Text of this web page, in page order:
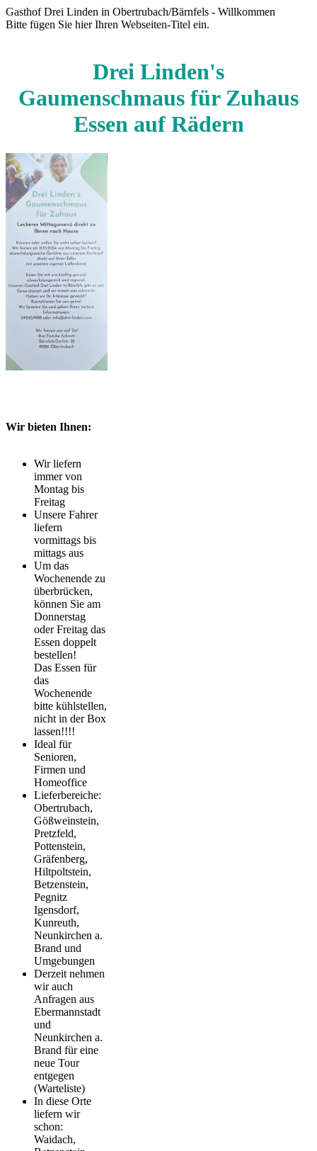
Gasthof Drei Linden in Obertrubach/Bärnfels - Willkommen
Bitte fügen Sie hier Ihren Webseiten-Titel ein.
Drei Linden's
Gaumenschmaus für Zuhaus
Essen auf Rädern
Wir bieten Ihnen:
Wir liefern
immer von
Montag bis
Freitag
Unsere Fahrer
liefern
vormittags bis
mittags aus
Um das
Wochenende zu
überbrücken,
können Sie am
Donnerstag
oder Freitag das
Essen doppelt
bestellen!
Das Essen für
das
Wochenende
bitte kühlstellen,
nicht in der Box
lassen!!!!
Ideal für
Senioren,
Firmen und
Homeoffice
Lieferbereiche:
Obertrubach,
Gößweinstein,
Pretzfeld,
Pottenstein,
Gräfenberg,
Hiltpoltstein,
Betzenstein,
Pegnitz
Igensdorf,
Kunreuth,
Neunkirchen a.
Brand und
Umgebungen
Derzeit nehmen
wir auch
Anfragen aus
Ebermannstadt
und
Neunkirchen a.
Brand für eine
neue Tour
entgegen
(Warteliste)
In diese Orte
liefern wir
schon:
Waidach,